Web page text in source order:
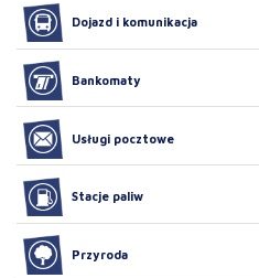
Dojazd i komunikacja
Bankomaty
Usługi pocztowe
Stacje paliw
Przyroda